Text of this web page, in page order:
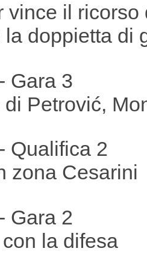
vince il ricorso
la doppietta di
Gara 3
Petrović,
Qualifica 2
zona Cesarini
Gara 2
la difesa